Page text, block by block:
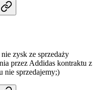
zysk ze sprzedaży
przez Addidas kontraktu z
nie sprzedajemy;)